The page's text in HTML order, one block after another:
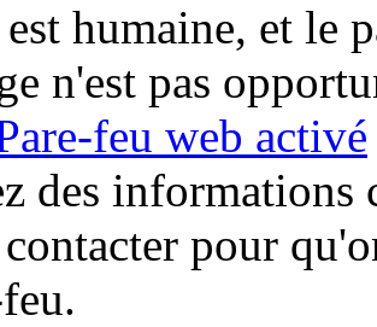
humaine, et le
n'est pas
feu web activé
des informations
pour